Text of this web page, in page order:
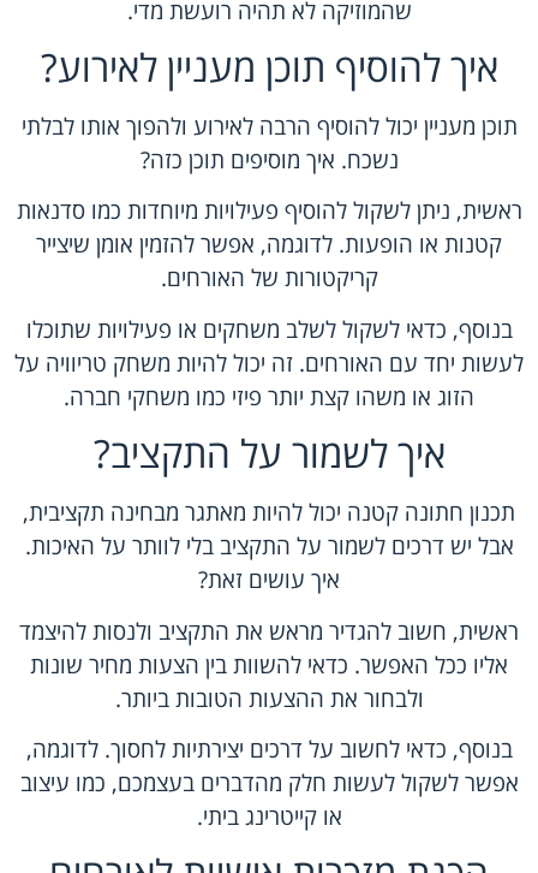
שהמוזיקה לא תהיה רועשת מדי.
איך להוסיף תוכן מעניין לאירוע?
תוכן מעניין יכול להוסיף הרבה לאירוע ולהפוך אותו לבלתי
נשכח. איך מוסיפים תוכן כזה?
ראשית, ניתן לשקול להוסיף פעילויות מיוחדות כמו סדנאות
קטנות או הופעות. לדוגמה, אפשר להזמין אומן שיצייר
קריקטורות של האורחים.
בנוסף, כדאי לשקול לשלב משחקים או פעילויות שתוכלו
לעשות יחד עם האורחים. זה יכול להיות משחק טריוויה על
הזוג או משהו קצת יותר פיזי כמו משחקי חברה.
איך לשמור על התקציב?
תכנון חתונה קטנה יכול להיות מאתגר מבחינה תקציבית,
אבל יש דרכים לשמור על התקציב בלי לוותר על האיכות.
איך עושים זאת?
ראשית, חשוב להגדיר מראש את התקציב ולנסות להיצמד
אליו ככל האפשר. כדאי להשוות בין הצעות מחיר שונות
ולבחור את ההצעות הטובות ביותר.
בנוסף, כדאי לחשוב על דרכים יצירתיות לחסוך. לדוגמה,
אפשר לשקול לעשות חלק מהדברים בעצמכם, כמו עיצוב
או קייטרינג ביתי.